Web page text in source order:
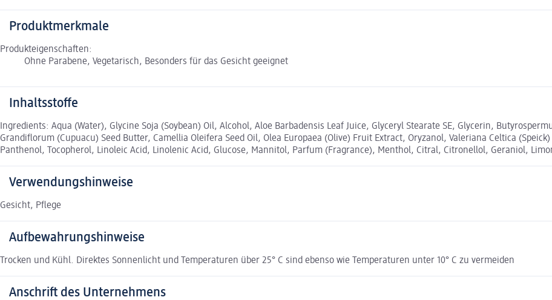
Produktmerkmale
Produkteigenschaften:
Ohne Parabene, Vegetarisch, Besonders für das Gesicht geeignet
Inhaltsstoffe
Ingredients: Aqua (Water), Glycine Soja (Soybean) Oil, Alcohol, Aloe Barbadensis Leaf Juice, Glyceryl Stearate SE, Glycerin,
Grandiflorum (Cupuacu) Seed Butter, Camellia Oleifera Seed Oil, Olea Europaea (Olive) Fruit Extract, Oryzanol, Valeriana Celtica
Panthenol, Tocopherol, Linoleic Acid, Linolenic Acid, Glucose, Mannitol, Parfum (Fragrance), Menthol, Citral, Citronellol, Geraniol,
Verwendungshinweise
Gesicht, Pflege
Aufbewahrungshinweise
Trocken und Kühl. Direktes Sonnenlicht und Temperaturen über 25° C sind ebenso wie Temperaturen unter 10° C zu vermeiden
Anschrift des Unternehmens